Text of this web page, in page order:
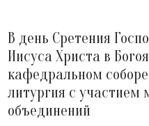
В день Сретения
Иисуса Христа в
кафедральном
литургия с
объединений